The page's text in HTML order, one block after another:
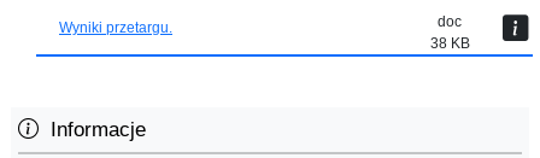
Wyniki przetargu.
doc
38 KB
Informacje